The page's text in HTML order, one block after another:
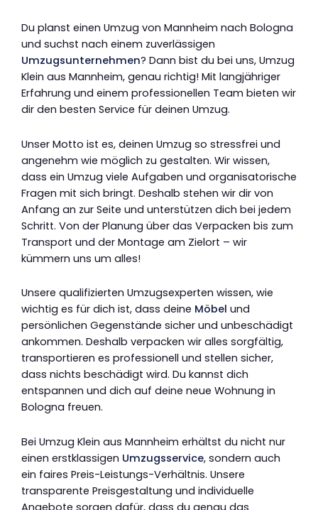
Du planst einen Umzug von Mannheim nach Bologna
und suchst nach einem zuverlässigen
Umzugsunternehmen? Dann bist du bei uns, Umzug
Klein aus Mannheim, genau richtig! Mit langjähriger
Erfahrung und einem professionellen Team bieten wir
dir den besten Service für deinen Umzug.
Unser Motto ist es, deinen Umzug so stressfrei und
angenehm wie möglich zu gestalten. Wir wissen,
dass ein Umzug viele Aufgaben und organisatorische
Fragen mit sich bringt. Deshalb stehen wir dir von
Anfang an zur Seite und unterstützen dich bei jedem
Schritt. Von der Planung über das Verpacken bis zum
Transport und der Montage am Zielort – wir
kümmern uns um alles!
Unsere qualifizierten Umzugsexperten wissen, wie
wichtig es für dich ist, dass deine Möbel und
persönlichen Gegenstände sicher und unbeschädigt
ankommen. Deshalb verpacken wir alles sorgfältig,
transportieren es professionell und stellen sicher,
dass nichts beschädigt wird. Du kannst dich
entspannen und dich auf deine neue Wohnung in
Bologna freuen.
Bei Umzug Klein aus Mannheim erhältst du nicht nur
einen erstklassigen Umzugsservice, sondern auch
ein faires Preis-Leistungs-Verhältnis. Unsere
transparente Preisgestaltung und individuelle
Angebote sorgen dafür, dass du genau das